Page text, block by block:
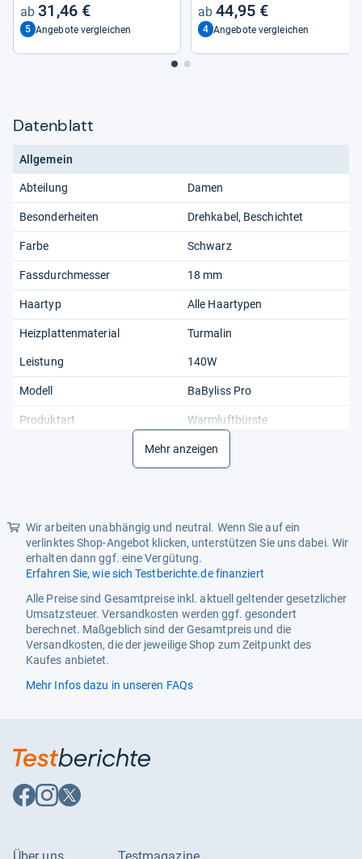
31,46 €
5 Angebote vergleichen
44,95 €
4 Angebote vergleichen
Datenblatt
Allgemein
Abteilung Damen
Besonderheiten Drehkabel, Beschichtet
Farbe Schwarz
Fassdurchmesser 18 mm
Haartyp Alle Haartypen
Heizplattenmaterial Turmalin
Leistung 140W
Modell BaByliss Pro
Produktart Warmluftbürste
Netzstrom
Mehr anzeigen
Wir arbeiten unabhängig und neutral. Wenn Sie auf ein
verlinktes Shop-Angebot klicken, unterstützen Sie uns dabei. Wir
erhalten dann ggf. eine Vergütung.
Erfahren Sie, wie sich Testberichte.de finanziert
Alle Preise sind Gesamtpreise inkl. aktuell geltender gesetzlicher
Umsatzsteuer. Versandkosten werden ggf. gesondert
berechnet. Maßgeblich sind der Gesamtpreis und die
Versandkosten, die der jeweilige Shop zum Zeitpunkt des
Kaufes anbietet.
Mehr Infos dazu in unseren FAQs
Auf
Facebook
Auf
Instagram
Auf
X